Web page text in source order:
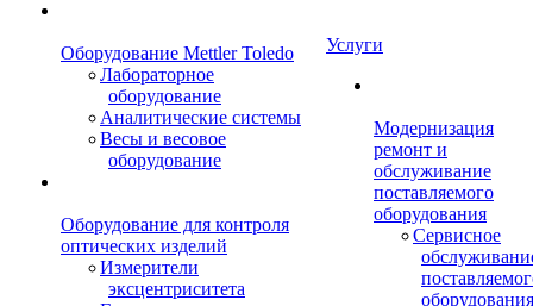
Оборудование Mettler Toledo
Лабораторное
оборудование
Аналитические системы
Весы и весовое
оборудование
Оборудование для контроля
оптических изделий
Измерители
эксцентриситета
Услуги
Модернизация
ремонт и
обслуживание
поставляемого
оборудования
Сервисное
оборудования